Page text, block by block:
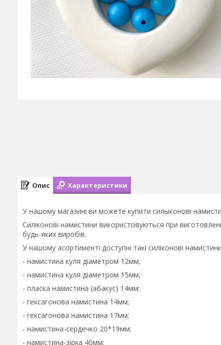
Опис Характеристики
У нашому магазині ви можете купити силыконові
Силіконові намистини використовуються при
будь-яких виробів.
У нашому асортименті доступні такі силіконові
- намистина куля діаметром 12мм;
- намистина куля діаметром 15мм;
- пласка намистина (абакус) 14мм;
- гексагонова намистина 14мм;
- гексагонова намистина 17мм;
- намистина-сердечко 20*19мм;
- намистина-зірка 40мм;